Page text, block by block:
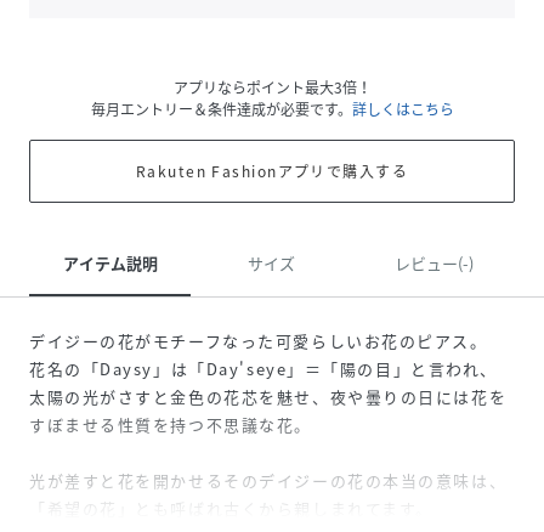
アプリならポイント最大3倍！
毎月エントリー＆条件達成が必要です。 詳しくはこちら
Rakuten Fashionアプリで購入する
アイテム説明 サイズ レビュー(-)
デイジーの花がモチーフなった可愛らしいお花のピアス。
花名の「Daysy」は「Day'seye」＝「陽の目」と言われ、
太陽の光がさすと金色の花芯を魅せ、夜や曇りの日には花を
すぼませる性質を持つ不思議な花。
光が差すと花を開かせるそのデイジーの花の本当の意味は、
「希望の花」とも呼ばれ古くから親しまれてます。